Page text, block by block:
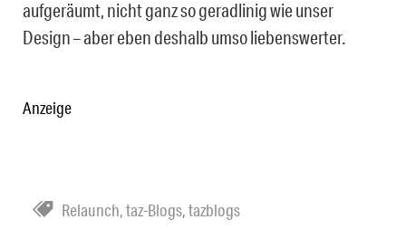
aufgeräumt, nicht ganz so geradlinig wie unser
Design – aber eben deshalb umso liebenswerter.
Anzeige
Relaunch,taz-Blogs,tazblogs